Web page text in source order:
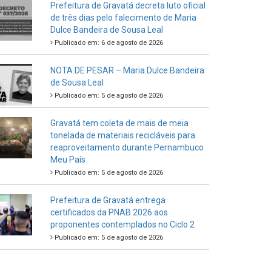
Prefeitura de Gravatá decreta luto oficial
de três dias pelo falecimento de Maria
Dulce Bandeira de Sousa Leal
Publicado em: 6 de agosto de 2026
NOTA DE PESAR – Maria Dulce Bandeira
de Sousa Leal
Publicado em: 5 de agosto de 2026
Gravatá tem coleta de mais de meia
tonelada de materiais recicláveis para
reaproveitamento durante Pernambuco
Meu País
Publicado em: 5 de agosto de 2026
Prefeitura de Gravatá entrega
certificados da PNAB 2026 aos
proponentes contemplados no Ciclo 2
Publicado em: 5 de agosto de 2026